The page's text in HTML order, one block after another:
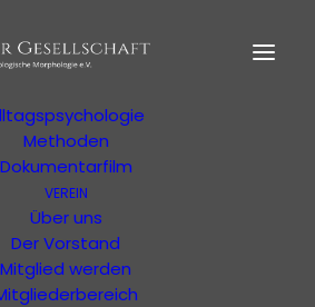
MORPHOLOGIE
Der Begründer
Methoden
Dokumentarfilm
VEREIN
Über uns
Der Vorstand
Mitglied werdender WSG oder von
Organisationen